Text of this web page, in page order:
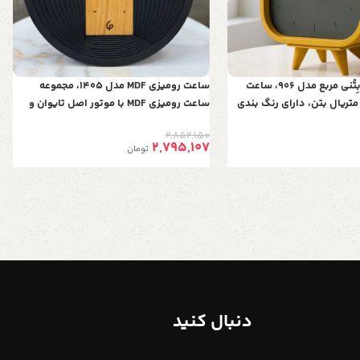
ساعت رومیزی بِتُنی مربع مدل 906، ساعت
بتن، دارای رنگ بندی
ساعت رومیزی MDF مدل 1405، مجموعه
ساعت رومیزی MDF با موتور اصل تایوان و
رنگ بندی، بسته‌بندی مقاوم برای ارسال
باربری
2,852,150
2,795,107 تومان
دنبال کنید